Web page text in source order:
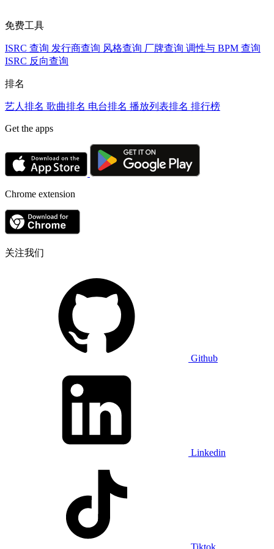
免费工具
ISRC 查询 发行商查询 风格查询 厂牌查询 调性与 BPM 查询
ISRC 反向查询
排名
艺人排名 歌曲排名 电台排名 播放列表排名 排行榜
Get the apps
Chrome extension
关注我们
Github
Linkedin
Tiktok